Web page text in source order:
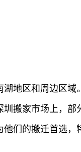
地区和周边区
搬家市场上，
们的搬迁首选，